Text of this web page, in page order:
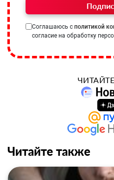
Соглашаюсь с политикой
согласие на обработку
ЧИТАЙТЕ
Читайте также